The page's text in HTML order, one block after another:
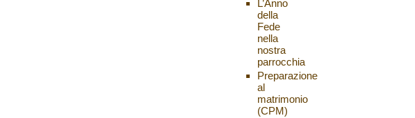
L’Anno
della
Fede
nella
nostra
parrocchia
Preparazione
al
matrimonio
(CPM)